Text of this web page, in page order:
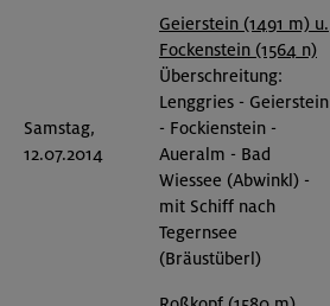
Samstag,
12.07.2014
Geierstein (1491 m) u.
Fockenstein (1564 n)
Überschreitung:
Lenggries - Geierstein
- Fockienstein -
Aueralm - Bad
Wiessee (Abwinkl) -
mit Schiff nach
Tegernsee
(Bräustüberl)